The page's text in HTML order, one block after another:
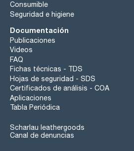
Consumible
Seguridad e higiene
Documentación
Publicaciones
Videos
FAQ
Fichas técnicas - TDS
Hojas de seguridad - SDS
Certificados de análisis - COA
Aplicaciones
Tabla Periódica
Scharlau leathergoods
Canal de denuncias